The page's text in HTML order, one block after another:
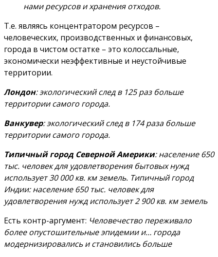
нами ресурсов и хранения отходов.
Т.е. являясь концентратором ресурсов –
человеческих, производственных и финансовых,
города в чистом остатке – это колоссальные,
экономически неэффективные и неустойчивые
территории.
Лондон: экологический след в 125 раз больше
территории самого города.
Ванкувер: экологический след в 174 раза больше
территории самого города.
Типичный город Северной Америки: население 650
тыс. человек для удовлетворения бытовых нужд
использует 30 000 кв. км земель. Типичный город
Индии: население 650 тыс. человек для
удовлетворения нужд использует 2 900 кв. км земель
Есть контр-аргумент: Человечество переживало
более опустошительные эпидемии и… города
модернизировались и становились больше